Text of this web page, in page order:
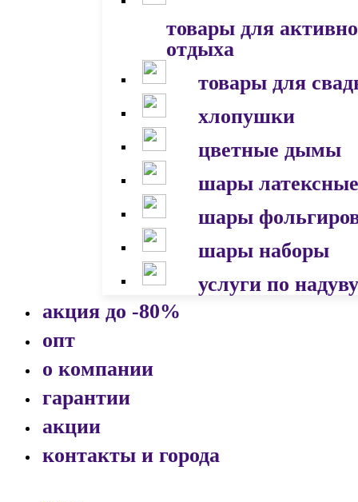
товары для
отдыха
товары для
хлопушки
цветные дымы
шары латексные
шары
шары наборы
услуги по надуву
акция до -80%
опт
о компании
гарантии
акции
контакты и города